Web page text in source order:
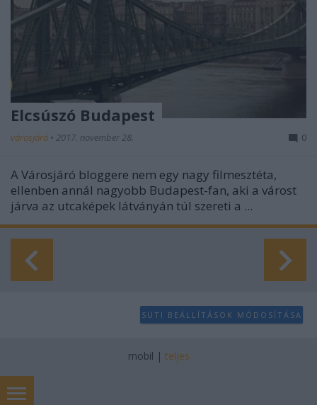
Elcsúszó Budapest
városjáró • 2017. november 28. 0
A Városjáró bloggere nem egy nagy filmesztéta,
ellenben annál nagyobb Budapest-fan, aki a várost
járva az utcaképek látványán túl szereti a ...
SÜTI BEÁLLÍTÁSOK MÓDOSÍTÁSA
mobil | teljes